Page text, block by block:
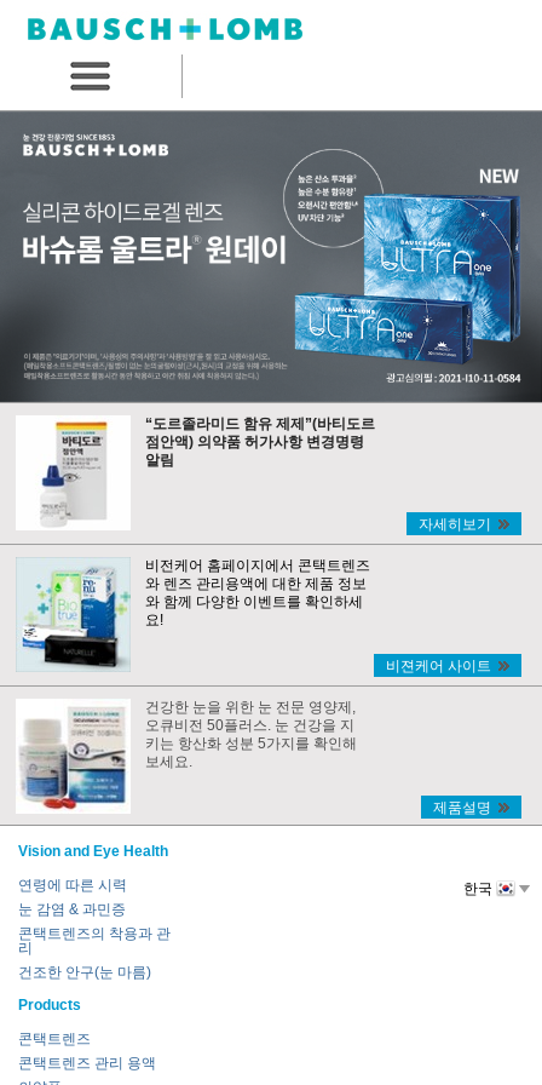
“도르졸라미드 함유 제제”(바티도르
점안액) 의약품 허가사항 변경명령
알림
자세히보기
비전케어 홈페이지에서 콘택트렌즈
와 렌즈 관리용액에 대한 제품 정보
와 함께 다양한 이벤트를 확인하세
요!
비젼케어 사이트
건강한 눈을 위한 눈 전문 영양제,
오큐비전 50플러스. 눈 건강을 지
키는 항산화 성분 5가지를 확인해
보세요.
제품설명
Vision and Eye Health
연령에 따른 시력
눈 감염 & 과민증
콘택트렌즈의 착용과 관
리
건조한 안구(눈 마름)
Products
콘택트렌즈
콘택트렌즈 관리 용액
한국